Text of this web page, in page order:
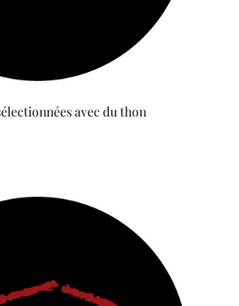
avec du thon